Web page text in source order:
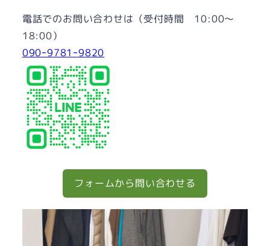
電話でのお問い合わせは（受付時間 10:00～
18:00）
090ｰ9781ｰ9820
フォームから問い合わせる